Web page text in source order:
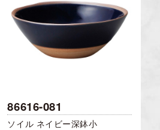
86616-081
ソイル ネイビー深鉢小